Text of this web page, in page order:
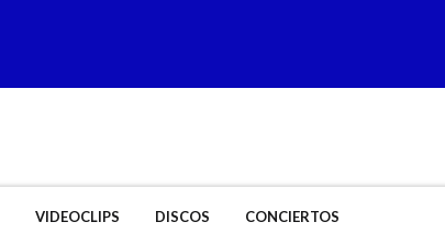
VIDEOCLIPS DISCOS CONCIERTOS